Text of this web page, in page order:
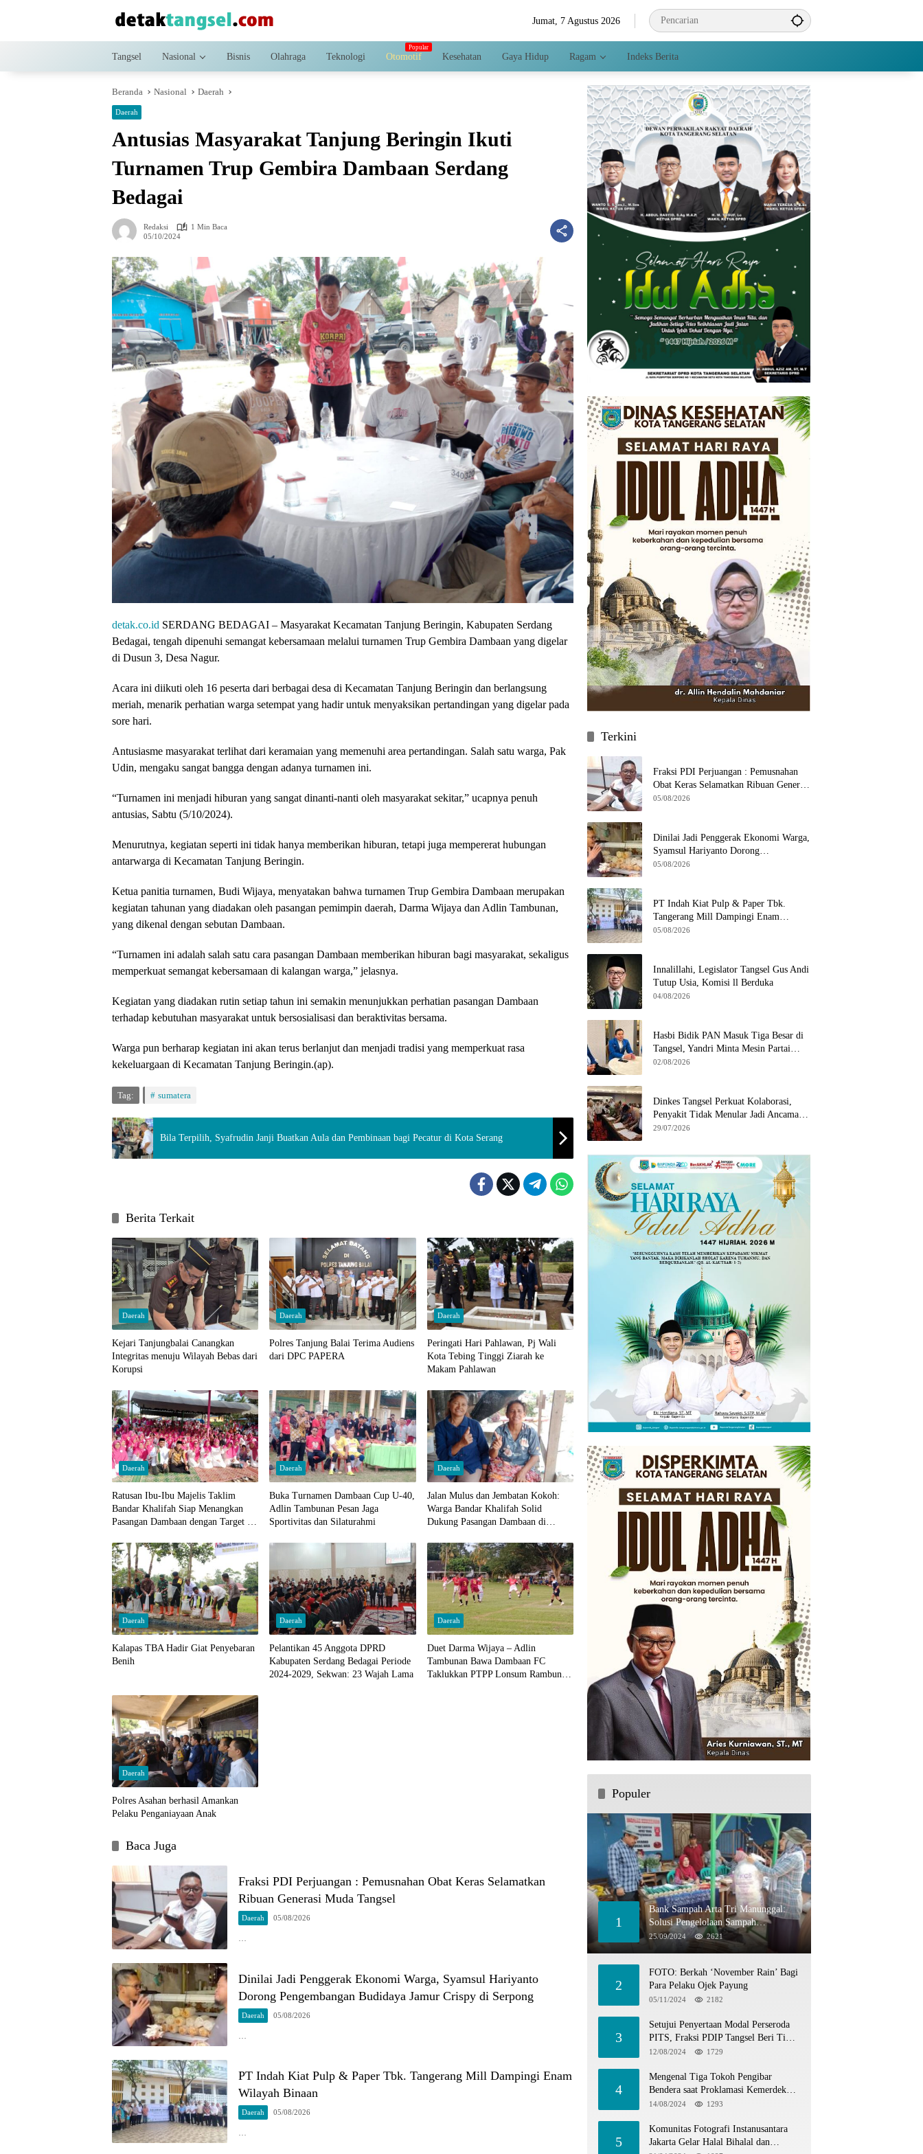
Jumat, 7 Agustus 2026
Tangsel Nasional Bisnis Olahraga Teknologi Otomotif Kesehatan Gaya Hidup Ragam Indeks Berita
Beranda Nasional Daerah
Daerah
Antusias Masyarakat Tanjung Beringin Ikuti
Turnamen Trup Gembira Dambaan Serdang
Bedagai
Redaksi
1 Min Baca
05/10/2024
detak.co.id SERDANG BEDAGAI – Masyarakat Kecamatan Tanjung Beringin, Kabupaten Serdang
Bedagai, tengah dipenuhi semangat kebersamaan melalui turnamen Trup Gembira Dambaan yang digelar
di Dusun 3, Desa Nagur.
Acara ini diikuti oleh 16 peserta dari berbagai desa di Kecamatan Tanjung Beringin dan berlangsung
meriah, menarik perhatian warga setempat yang hadir untuk menyaksikan pertandingan yang digelar pada
sore hari.
Antusiasme masyarakat terlihat dari keramaian yang memenuhi area pertandingan. Salah satu warga, Pak
Udin, mengaku sangat bangga dengan adanya turnamen ini.
“Turnamen ini menjadi hiburan yang sangat dinanti-nanti oleh masyarakat sekitar,” ucapnya penuh
antusias, Sabtu (5/10/2024).
Menurutnya, kegiatan seperti ini tidak hanya memberikan hiburan, tetapi juga mempererat hubungan
antarwarga di Kecamatan Tanjung Beringin.
Ketua panitia turnamen, Budi Wijaya, menyatakan bahwa turnamen Trup Gembira Dambaan merupakan
kegiatan tahunan yang diadakan oleh pasangan pemimpin daerah, Darma Wijaya dan Adlin Tambunan,
yang dikenal dengan sebutan Dambaan.
“Turnamen ini adalah salah satu cara pasangan Dambaan memberikan hiburan bagi masyarakat, sekaligus
memperkuat semangat kebersamaan di kalangan warga,” jelasnya.
Kegiatan yang diadakan rutin setiap tahun ini semakin menunjukkan perhatian pasangan Dambaan
terhadap kebutuhan masyarakat untuk bersosialisasi dan beraktivitas bersama.
Warga pun berharap kegiatan ini akan terus berlanjut dan menjadi tradisi yang memperkuat rasa
kekeluargaan di Kecamatan Tanjung Beringin.(ap).
Tag: sumatera
Bila Terpilih, Syafrudin Janji Buatkan Aula dan Pembinaan bagi Pecatur di Kota Serang
Berita Terkait
Daerah
Kejari Tanjungbalai Canangkan
Integritas menuju Wilayah Bebas dari
Korupsi
Daerah
Polres Tanjung Balai Terima Audiens
dari DPC PAPERA
Daerah
Peringati Hari Pahlawan, Pj Wali
Kota Tebing Tinggi Ziarah ke
Makam Pahlawan
Daerah
Ratusan Ibu-Ibu Majelis Taklim
Bandar Khalifah Siap Menangkan
Pasangan Dambaan dengan Target 95
Daerah
Buka Turnamen Dambaan Cup U-40,
Adlin Tambunan Pesan Jaga
Sportivitas dan Silaturahmi
Daerah
Jalan Mulus dan Jembatan Kokoh:
Warga Bandar Khalifah Solid
Dukung Pasangan Dambaan di
Daerah
Kalapas TBA Hadir Giat Penyebaran
Benih
Daerah
Pelantikan 45 Anggota DPRD
Kabupaten Serdang Bedagai Periode
2024-2029, Sekwan: 23 Wajah Lama
Daerah
Duet Darma Wijaya – Adlin
Tambunan Bawa Dambaan FC
Taklukkan PTPP Lonsum Rambung
Daerah
Polres Asahan berhasil Amankan
Pelaku Penganiayaan Anak
Baca Juga
Fraksi PDI Perjuangan : Pemusnahan Obat Keras Selamatkan
Ribuan Generasi Muda Tangsel
Daerah 05/08/2026
…
Dinilai Jadi Penggerak Ekonomi Warga, Syamsul Hariyanto
Dorong Pengembangan Budidaya Jamur Crispy di Serpong
Daerah 05/08/2026
PT Indah Kiat Pulp & Paper Tbk. Tangerang Mill Dampingi Enam
Wilayah Binaan
Daerah 05/08/2026
…
Terkini
Fraksi PDI Perjuangan : Pemusnahan
Obat Keras Selamatkan Ribuan Generasi
Muda Tangsel
05/08/2026
Dinilai Jadi Penggerak Ekonomi Warga,
Syamsul Hariyanto Dorong
Pengembangan Budidaya Jamur Crispy
05/08/2026
PT Indah Kiat Pulp & Paper Tbk.
Tangerang Mill Dampingi Enam
Wilayah Binaan
05/08/2026
Innalillahi, Legislator Tangsel Gus Andi
Tutup Usia, Komisi ll Berduka
04/08/2026
Hasbi Bidik PAN Masuk Tiga Besar di
Tangsel, Yandri Minta Mesin Partai
Bergerak
02/08/2026
Dinkes Tangsel Perkuat Kolaborasi,
Penyakit Tidak Menular Jadi Ancaman
Utama
29/07/2026
Populer
1
Bank Sampah Arta Tri Manunggal:
Solusi Pengelolaan Sampah
Berkelanjutan di Tangerang Selatan
25/09/2024 2621
2
FOTO: Berkah ‘November Rain’ Bagi
Para Pelaku Ojek Payung
05/11/2024 2182
3
Setujui Penyertaan Modal Perseroda
PITS, Fraksi PDIP Tangsel Beri Tiga
Catatan
12/08/2024 1729
4
Mengenal Tiga Tokoh Pengibar
Bendera saat Proklamasi Kemerdekaan
1945
14/08/2024 1293
5
Komunitas Fotografi Instanusantara
Jakarta Gelar Halal Bihalal dan